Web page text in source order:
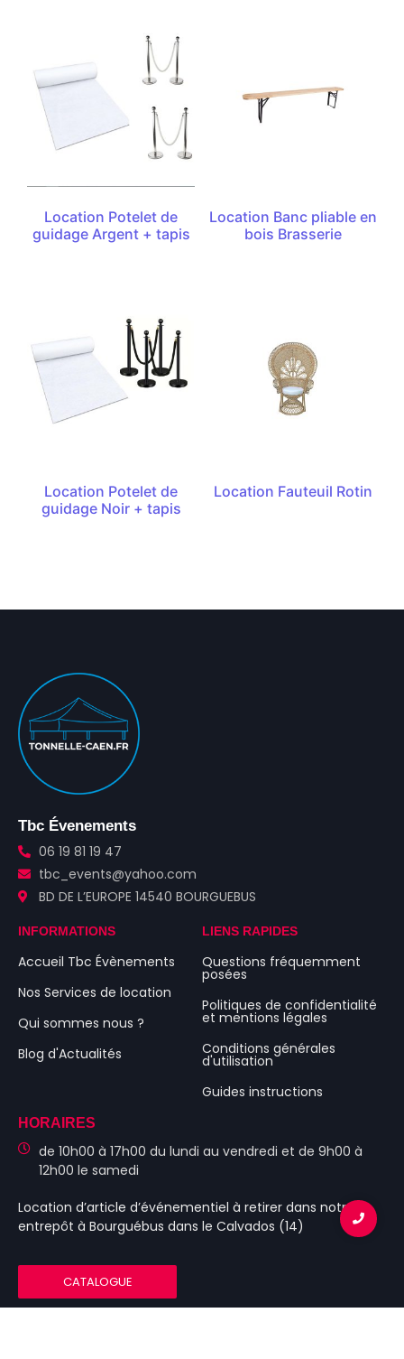
Location Potelet de
guidage Argent + tapis
Location Banc pliable en
bois Brasserie
Location Potelet de
guidage Noir + tapis
Location Fauteuil Rotin
Tbc Évenements
06 19 81 19 47
tbc_events@yahoo.com
BD DE L’EUROPE 14540 BOURGUEBUS
INFORMATIONS
Accueil Tbc Évènements
Nos Services de location
Qui sommes nous ?
Blog d'Actualités
LIENS RAPIDES
Questions fréquemment
posées
Politiques de confidentialité
et mentions légales
Conditions générales
d'utilisation
Guides instructions
HORAIRES
de 10h00 à 17h00 du lundi au vendredi et de 9h00 à
12h00 le samedi
Location d’article d’événementiel à retirer dans notre
entrepôt à Bourguébus dans le Calvados (14)
CATALOGUE